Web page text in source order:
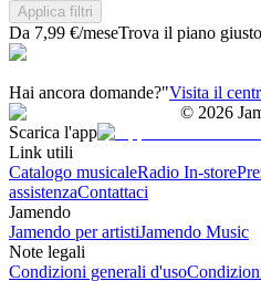
Applica filtri
Da 7,99 €/meseTrova il piano
Hai ancora domande?"Visita il
© 2026
Scarica l'app
Link utili
Catalogo musicaleRadio In-store
assistenzaContattaci
Jamendo
Jamendo per artistiJamendo Music
Note legali
Condizioni generali d'uso